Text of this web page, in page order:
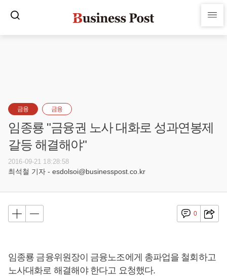
금융 금융
임종룡 "금융권 노사 대화로 성과연봉제
갈등 해결해야"
2016-09-21 18:28:58
최석철 기자 - esdolsoi@businesspost.co.kr
0
임종룡 금융위원장이 금융노조에게 총파업을 철회하고
노사대화로 해결해야 한다고 요청했다.